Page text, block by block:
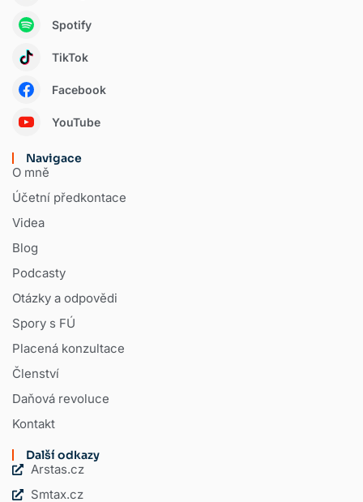
Spotify
TikTok
Facebook
YouTube
Navigace
O mně
Účetní předkontace
Videa
Blog
Podcasty
Otázky a odpovědi
Spory s FÚ
Placená konzultace
Členství
Daňová revoluce
Kontakt
Další odkazy
Arstas.cz
Smtax.cz